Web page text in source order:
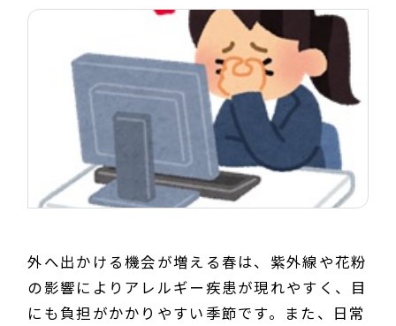
外へ出かける機会が増える春は、紫外線や花粉
の影響によりアレルギー疾患が現れやすく、目
にも負担がかかりやすい季節です。また、日常